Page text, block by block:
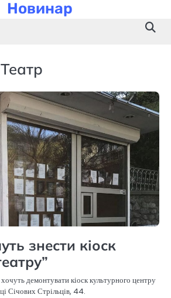
Новинар
Театр
знести кіоск
демонтувати кіоск культурного центру
Січових Стрільців, 44.